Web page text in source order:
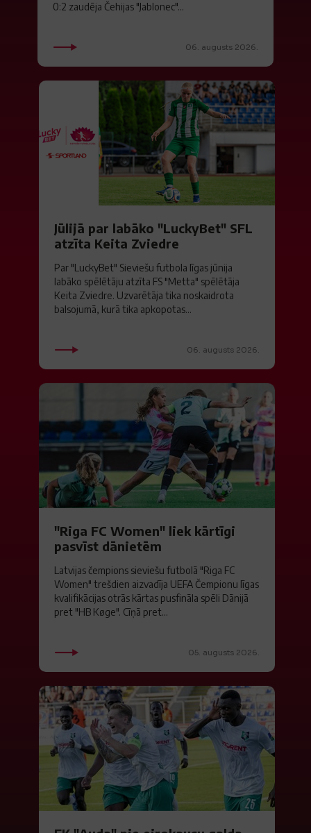
0:2 zaudēja Čehijas "Jablonec"...
06. augusts 2026.
Jūlijā par labāko "LuckyBet" SFL
atzīta Keita Zviedre
Par "LuckyBet" Sieviešu futbola līgas jūnija
labāko spēlētāju atzīta FS "Metta" spēlētāja
Keita Zviedre. Uzvarētāja tika noskaidrota
balsojumā, kurā tika apkopotas...
06. augusts 2026.
"Riga FC Women" liek kārtīgi
pasvīst dānietēm
Latvijas čempions sieviešu futbolā "Riga FC
Women" trešdien aizvadīja UEFA Čempionu līgas
kvalifikācijas otrās kārtas pusfināla spēli Dānijā
pret "HB Køge". Cīņā pret...
05. augusts 2026.